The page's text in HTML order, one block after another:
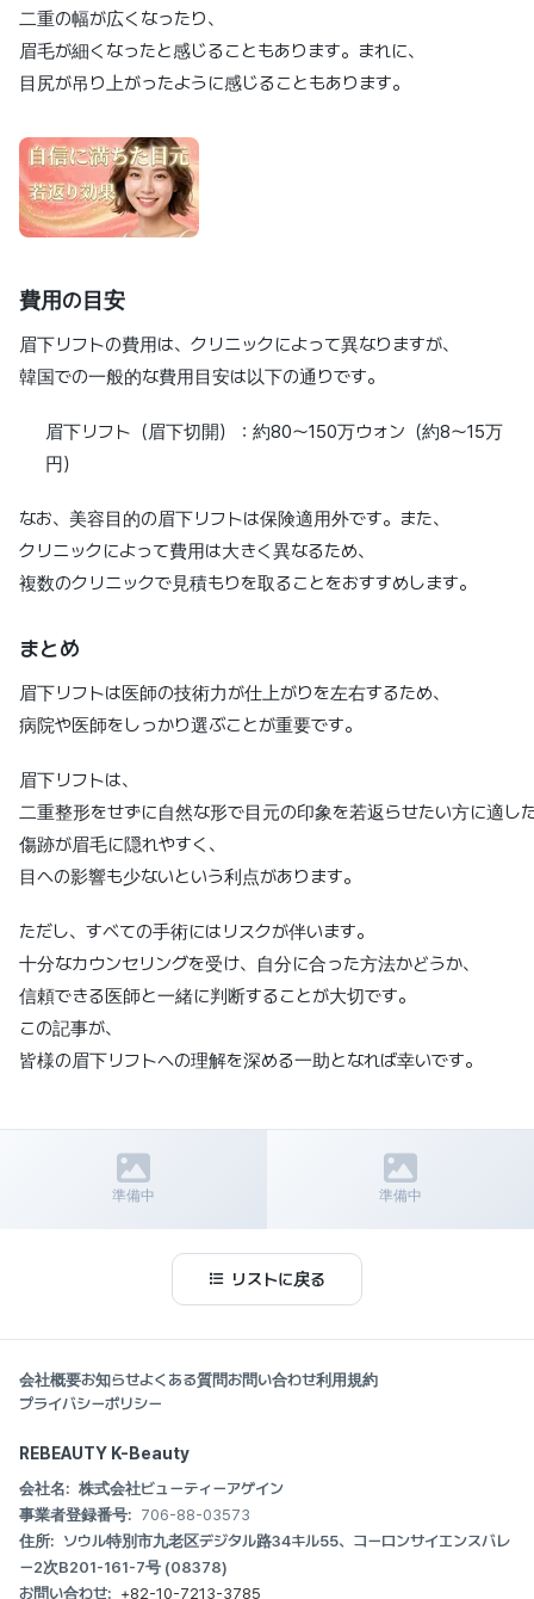
二重の幅が広くなったり、
眉毛が細くなったと感じることもあります。まれに、
目尻が吊り上がったように感じることもあります。
費用の目安
眉下リフトの費用は、クリニックによって異なりますが、
韓国での一般的な費用目安は以下の通りです。
眉下リフト（眉下切開）：約80〜150万ウォン（約8〜15万
円）
なお、美容目的の眉下リフトは保険適用外です。また、
クリニックによって費用は大きく異なるため、
複数のクリニックで見積もりを取ることをおすすめします。
まとめ
眉下リフトは医師の技術力が仕上がりを左右するため、
病院や医師をしっかり選ぶことが重要です。
眉下リフトは、
二重整形をせずに自然な形で目元の印象を若返らせたい方に適し
傷跡が眉毛に隠れやすく、
目への影響も少ないという利点があります。
ただし、すべての手術にはリスクが伴います。
十分なカウンセリングを受け、自分に合った方法かどうか、
信頼できる医師と一緒に判断することが大切です。
この記事が、
皆様の眉下リフトへの理解を深める一助となれば幸いです。
顔面輪郭術完全ガイド｜頬骨縮
小・エラ削り・Vライン形成につい
準備中
目の下の愛嬌フィラー完全ガイド
｜施術方法・持続期間・痛みまで
準備中
リストに戻る
会社概要お知らせよくある質問お問い合わせ利用規約
プライバシーポリシー
REBEAUTY K-Beauty
会社名: 株式会社ビューティーアゲイン
事業者登録番号: 706-88-03573
住所: ソウル特別市九老区デジタル路34キル55、コーロンサイエンスバレ
ー2次B201-161-7号 (08378)
お問い合わせ: +82-10-7213-3785